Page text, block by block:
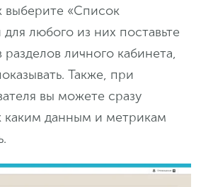
выберите «Список
для любого из них поставьте
разделов личного кабинета,
Также, при
вы можете сразу
каким данным и метрикам